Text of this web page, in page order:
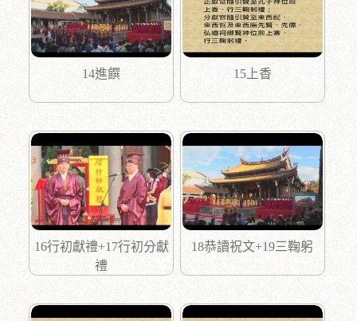
14進饌 15上香
16行初獻禮+17行初分獻
禮
18恭讀祝文+19三鞠躬